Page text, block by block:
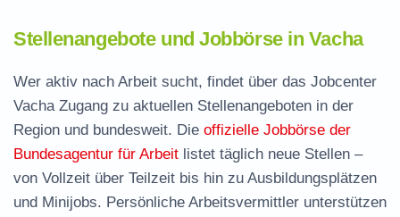
Stellenangebote und Jobbörse in Vacha
Wer aktiv nach Arbeit sucht, findet über das Jobcenter
Vacha Zugang zu aktuellen Stellenangeboten in der
Region und bundesweit. Die offizielle Jobbörse der
Bundesagentur für Arbeit listet täglich neue Stellen –
von Vollzeit über Teilzeit bis hin zu Ausbildungsplätzen
und Minijobs. Persönliche Arbeitsvermittler unterstützen